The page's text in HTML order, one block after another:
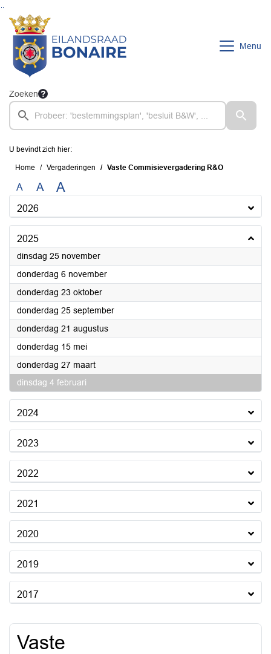
Ga naar de inhoud van deze pagina
Ga naar het zoeken
Ga naar het menu
Menu
Zoeken
U bevindt zich hier:
Home Vergaderingen Vaste Commisievergadering R&O
A A A
2026
2025
dinsdag 25 november2025
donderdag 6 november2025
donderdag 23 oktober2025
donderdag 25 september2025
donderdag 21 augustus2025
donderdag 15 mei2025
donderdag 27 maart2025
dinsdag 4 februari
2024
2023
2022
2021
2020
2019
2017
Vaste